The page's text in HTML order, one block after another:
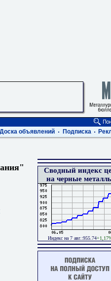
Доска объявлений Подписка
Сводный индекс
на черные
Индекс на 7 авг.:955.74